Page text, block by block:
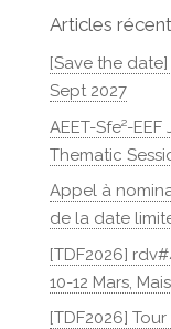
Articles
[Save the date]
Sept 2027
AEET-Sfe²-
Thematic
Appel à
de la date
[TDF2026]
10-12 Mars,
[TDF2026]